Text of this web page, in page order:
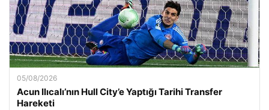
05/08/2026
Acun Ilıcalı’nın Hull City’e Yaptığı Tarihi Transfer
Hareketi